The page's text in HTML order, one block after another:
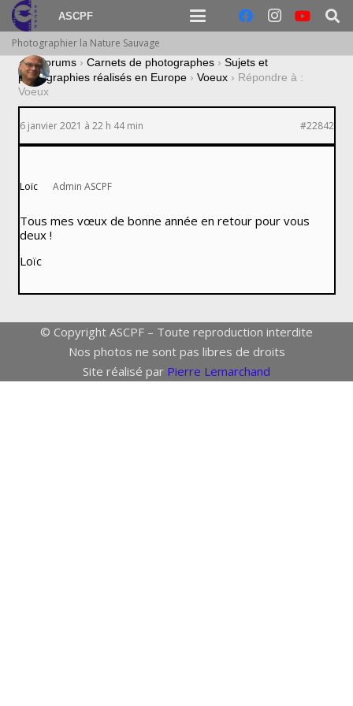
ASCPF
Photographier la Nature Sauvage
› Forums › Carnets de photographes › Sujets et
photographies réalisés en Europe › Voeux › Répondre à :
Voeux
6 janvier 2021 à 22 h 44 min #22842
Loïc Admin ASCPF
Tous mes vœux de bonne année en retour pour vous
deux !
Loïc
© Copyright ASCPF – Toute reproduction interdite
Nos photos ne sont pas libres de droits
Site réalisé par Pierre Lemarchand